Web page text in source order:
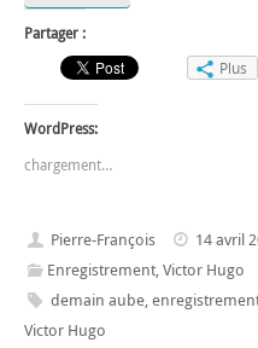
Partager :
Plus
WordPress:
chargement…
Pierre-François
14 avril
Enregistrement,Victor Hugo
demain aube,
Victor Hugo